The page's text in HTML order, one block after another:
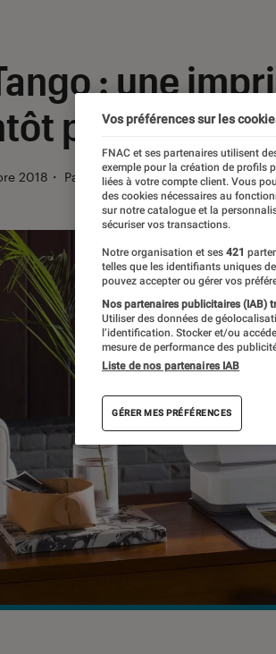
: une
pilotable à la
2018 ・ Par Thomas Estimbre
Vos préférences sur les
FNAC et ses partenaires utilisent
exemple pour la création de profils
liées à votre compte client. Vous
des cookies nécessaires au
sur notre catalogue et la
sécuriser vos transactions.
Notre organisation et ses 421
telles que les identifiants uniques
pouvez accepter ou gérer vos
Nos partenaires publicitaires (IAB)
Utiliser des données de
l’identification. Stocker et/ou
mesure de performance des
Liste de nos partenaires IAB
GÉRER MES PRÉFÉRENCES